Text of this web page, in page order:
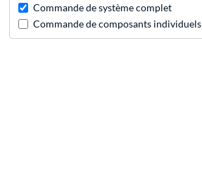
Commande de système complet
Commande de composants individuels